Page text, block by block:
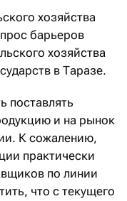
хозяйства
барьеров
хозяйства
в Таразе.
поставлять
и на рынок
К сожалению,
практически
по линии
что с текущего